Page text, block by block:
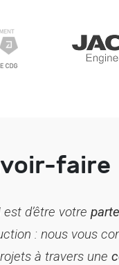
faire
d’être votre
: nous vous
à travers une